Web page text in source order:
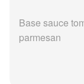
Base sauce
parmesan